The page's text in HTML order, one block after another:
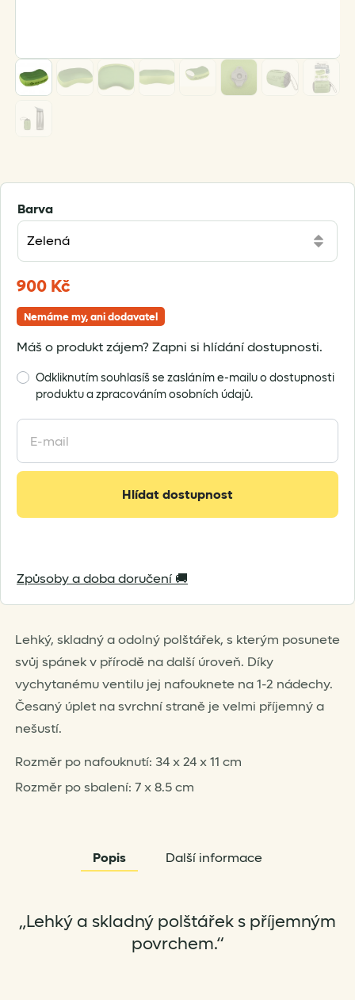
Lehký, skladný a odolný polštářek, s kterým posunete
svůj spánek v přírodě na další úroveň. Díky
vychytanému ventilu jej nafouknete na 1-2 nádechy.
Česaný úplet na svrchní straně je velmi příjemný a
nešustí.
Barva
900 Kč
Nemáme my, ani dodavatel
Máš o produkt zájem? Zapni si hlídání dostupnosti.
Odkliknutím souhlasíš se zasláním e-mailu o dostupnosti
produktu a zpracováním osobních údajů.
Enter
your
email
join
for
Hlídat dostupnost
Způsoby a doba doručení 🚚
Rozměr po nafouknutí: 34 x 24 x 11 cm
Rozměr po sbalení: 7 x 8.5 cm
Popis Další informace
„Lehký a skladný polštářek s příjemným
povrchem.“